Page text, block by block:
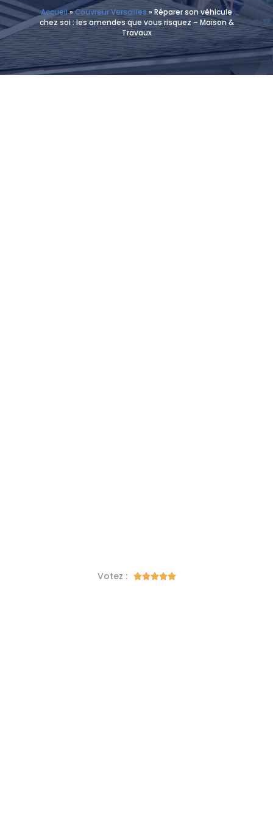
Accueil»Couvreur Versailles»Réparer son véhicule
chez soi : les amendes que vous risquez – Maison &
Travaux
Votez : 